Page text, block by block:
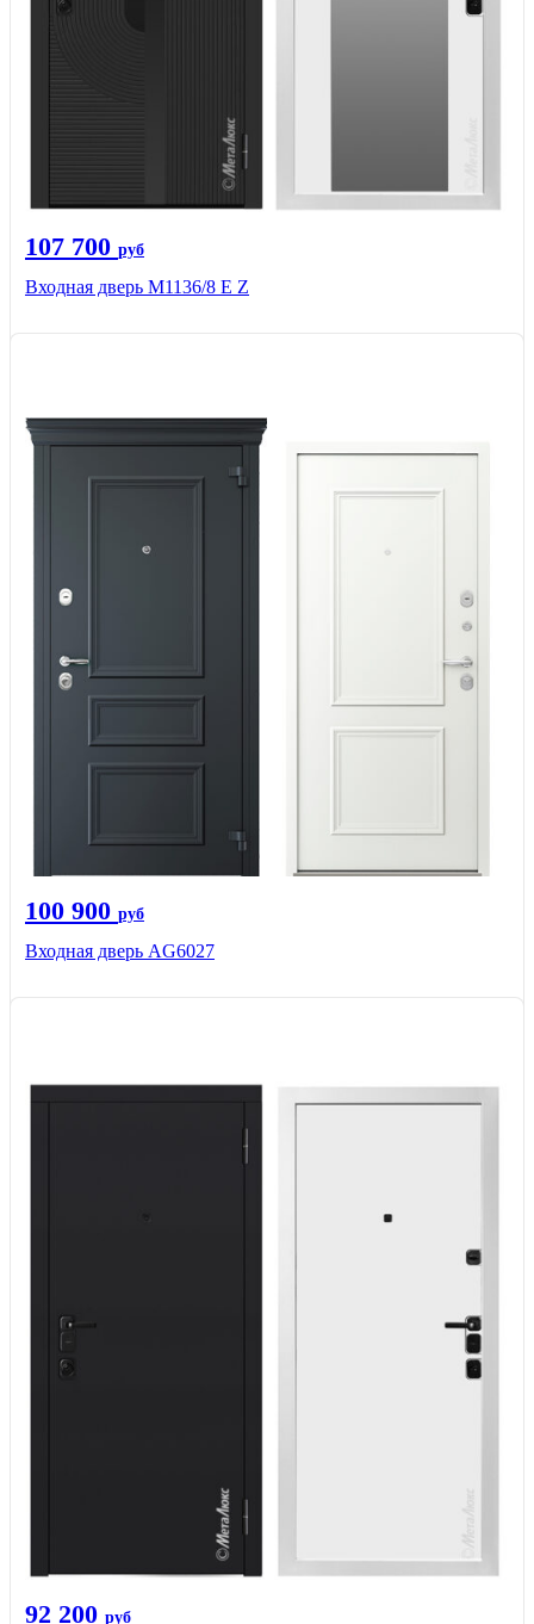
107 700 руб
Входная дверь М1136/8 Е Z
100 900 руб
Входная дверь AG6027
92 200 руб